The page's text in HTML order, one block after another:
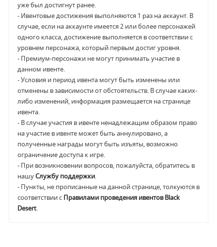
уже был достигнут ранее.
- Ивентовые достижения выполняются 1 раз на аккаунт. В
случае, если на аккаунте имеется 2 или более персонажей
одного класса, достижение выполняется в соответствии с
уровнем персонажа, который первым достиг уровня.
- Премиум-персонажи не могут принимать участие в
данном ивенте.
- Условия и период ивента могут быть изменены или
отменены в зависимости от обстоятельств. В случае каких-
либо изменений, информация размещается на странице
ивента.
- В случае участия в ивенте ненадлежащим образом право
на участие в ивенте может быть аннулировано, а
полученные награды могут быть изъяты, возможно
ограничение доступа к игре.
- При возникновении вопросов, пожалуйста, обратитесь в
нашуСлужбу поддержки.
- Пункты, не прописанные на данной странице, толкуются в
соответствии с Правилами проведения ивентов Black
Desert.